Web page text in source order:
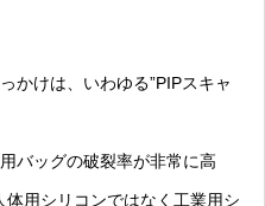
かけは、いわゆる”PIPスキャ
バッグの破裂率が非常に高
用シリコンではなく工業用シ